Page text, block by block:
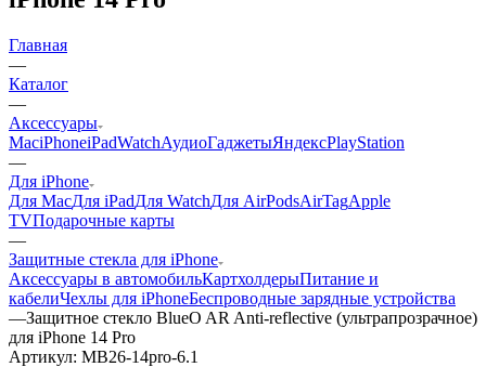
Главная
—
Каталог
—
Аксессуары
MaciPhoneiPadWatchАудиоГаджетыЯндексPlayStation
—
Для iPhone
Для MacДля iPadДля WatchДля AirPodsAirTagApple
TVПодарочные карты
—
Защитные стекла для iPhone
Аксессуары в автомобильКартхолдерыПитание и
кабелиЧехлы для iPhoneБеспроводные зарядные устройства
—Защитное стекло BlueO AR Anti-reflective (ультрапрозрачное)
для iPhone 14 Pro
Артикул: MB26-14pro-6.1